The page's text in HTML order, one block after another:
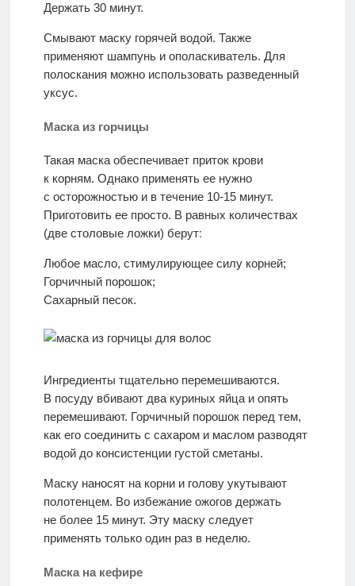
Держать 30 минут.
Смывают маску горячей водой. Также
применяют шампунь и ополаскиватель. Для
полоскания можно использовать разведенный
уксус.
Маска из горчицы
Такая маска обеспечивает приток крови
к корням. Однако применять ее нужно
с осторожностью и в течение 10-15 минут.
Приготовить ее просто. В равных количествах
(две столовые ложки) берут׃
Любое масло, стимулирующее силу корней;
Горчичный порошок;
Сахарный песок.
Ингредиенты тщательно перемешиваются.
В посуду вбивают два куриных яйца и опять
перемешивают. Горчичный порошок перед тем,
как его соединить с сахаром и маслом разводят
водой до консистенции густой сметаны.
Маску наносят на корни и голову укутывают
полотенцем. Во избежание ожогов держать
не более 15 минут. Эту маску следует
применять только один раз в неделю.
Маска на кефире